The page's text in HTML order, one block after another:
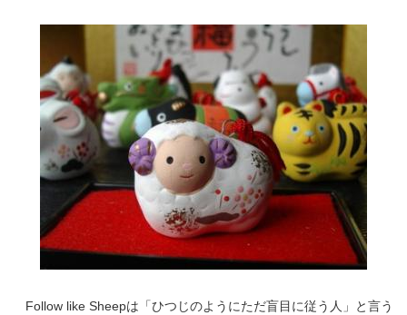
Follow like Sheepは「ひつじのようにただ盲目に従う人」と言う